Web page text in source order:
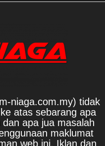
niaga.com.my) tidak
atas sebarang apa
apa jua masalah
maklumat
web ini. Iklan dan